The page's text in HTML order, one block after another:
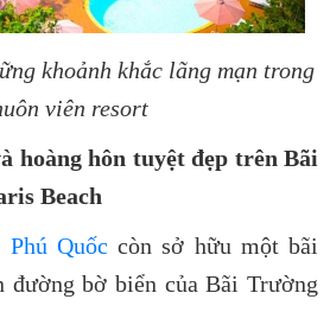
khoảnh khắc lãng mạn trong
viên resort
hoàng hôn tuyệt đẹp trên Bãi
Beach
Phú Quốc còn sở hữu một bãi
đường bờ biển của Bãi Trường